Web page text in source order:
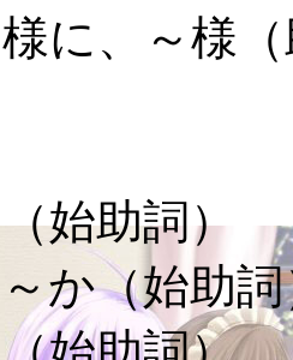
様に、～様
始助詞）
～か（始助